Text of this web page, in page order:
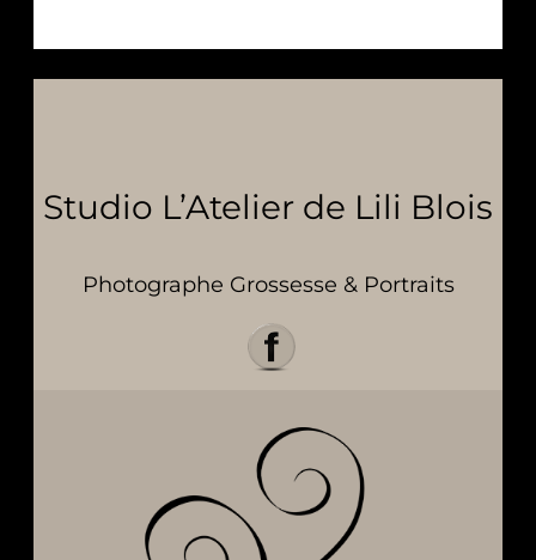
Studio L’Atelier de Lili Blois
Photographe Grossesse & Portraits